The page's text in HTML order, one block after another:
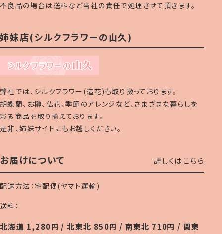
不良品の場合は送料など当社の責任で処理させて頂きます。
姉妹店(シルクフラワーの山久)
弊社では、シルクフラワー(造花)も取り扱っております。
胡蝶蘭、お榊、仏花、季節のアレンジなど、さまざまな暮らしを
彩る商品を取り揃えております。
是非、姉妹サイトにもお越しください。
お届けについて 詳しくはこちら
配送方法：宅配便(ヤマト運輸)
送料：
北海道 1,280円 / 北東北 850円 / 南東北 710円 / 関東